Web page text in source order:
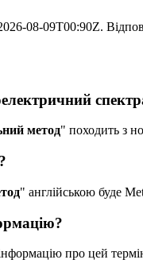
08-09T00:90Z.
метод" походить з
" англійською буде
про цей